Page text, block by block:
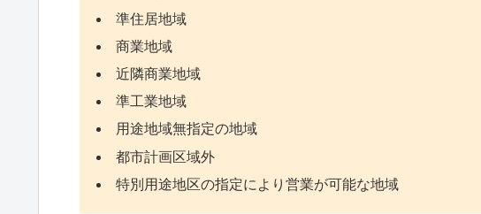
準住居地域
商業地域
近隣商業地域
準工業地域
用途地域無指定の地域
都市計画区域外
特別用途地区の指定により営業が可能な地域